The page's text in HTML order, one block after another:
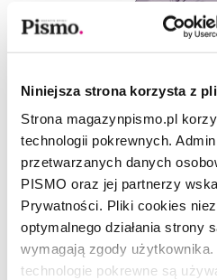
Niniejsza strona korzysta z
Strona magazynpismo.pl
technologii pokrewnych.
przetwarzanych danych
PISMO oraz jej partnerzy
Prywatności. Pliki cookies
optymalnego działania strony
wymagają zgody
technologie pokrewne są